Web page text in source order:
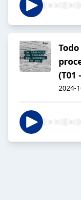
(T01
2024-